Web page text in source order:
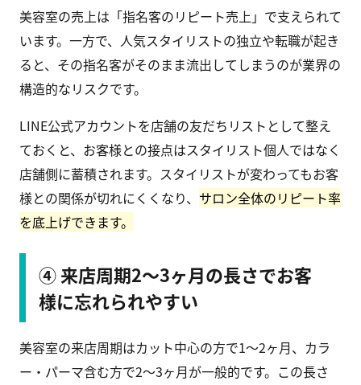
美容室の売上は「指名客のリピート売上」で支えられて
います。一方で、人気スタイリストの独立や転職が起き
ると、その指名客がそのまま流出してしまうのが業界の
構造的なリスクです。
LINE公式アカウントを店舗の友だちリストとして整え
ておくと、お客様との接点はスタイリスト個人ではなく
店舗側に蓄積されます。スタイリストが変わってもお客
様との関係が切れにくくなり、 サロン全体のリピート率
を底上げできます。
④ 来店周期2〜3ヶ月の長さでお客
様に忘れられやすい
美容室の来店周期はカット中心の方で1〜2ヶ月、カラ
ー・パーマ含む方で2〜3ヶ月が一般的です。この長さ